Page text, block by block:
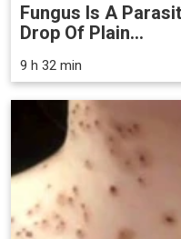
Fungus Is A
Drop Of Plain...
9 h 32 min